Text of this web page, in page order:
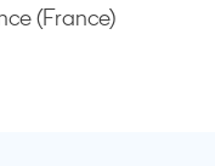
(France)